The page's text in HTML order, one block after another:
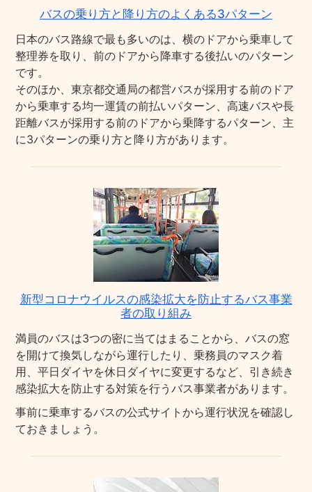
バスの乗り方と降り方のよくある3パターン
日本のバス路線で最も多いのは、横のドアから乗車して
整理券を取り、前のドアから降車する後払いのパターン
です。
そのほか、東京都交通局の都営バスが採用する前のドア
から乗車する均一運賃の前払いパターン、高速バスや長
距離バスが採用する前のドアから乗降するパターン、主
に3パターンの乗り方と降り方があります。
新型コロナウイルスの感染拡大を防止するバス事業
者の取り組み
満員のバスは3つの密に当てはまることから、バスの窓
を開けて換気しながら運行したり、乗務員のマスク着
用、平日ダイヤを休日ダイヤに変更するなど、引き続き
感染拡大を防止する対策を行うバス事業者があります。
事前に乗車するバスの公式サイトから運行状況を確認し
ておきましょう。